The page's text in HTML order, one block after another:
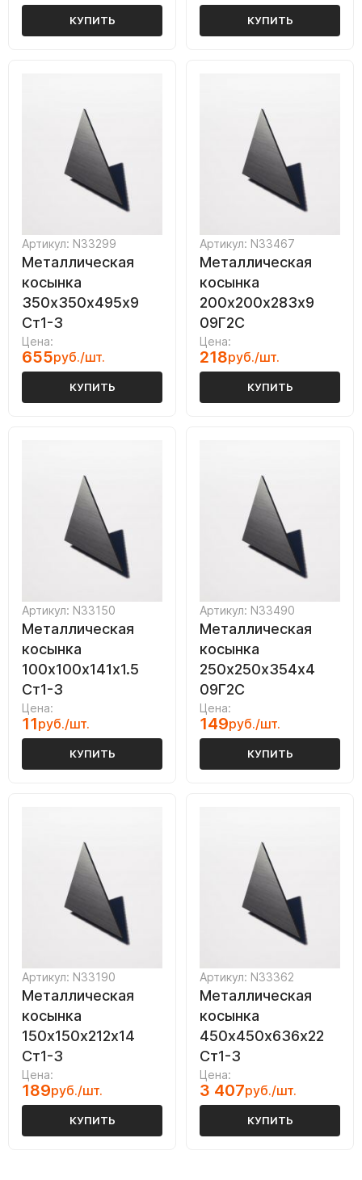
КУПИТЬ КУПИТЬ
Артикул: N33299
Металлическая
косынка
350х350х495х9
Ст1-3
Цена:
655руб./шт.
КУПИТЬ
Артикул: N33467
Металлическая
косынка
200х200х283х9
09Г2С
Цена:
218руб./шт.
КУПИТЬ
Артикул: N33150
Металлическая
косынка
100х100х141х1.5
Ст1-3
Цена:
11руб./шт.
КУПИТЬ
Артикул: N33490
Металлическая
косынка
250х250х354х4
09Г2С
Цена:
149руб./шт.
КУПИТЬ
Артикул: N33190
Металлическая
косынка
150х150х212х14
Ст1-3
Цена:
189руб./шт.
КУПИТЬ
Артикул: N33362
Металлическая
косынка
450х450х636х22
Ст1-3
Цена:
3 407руб./шт.
КУПИТЬ